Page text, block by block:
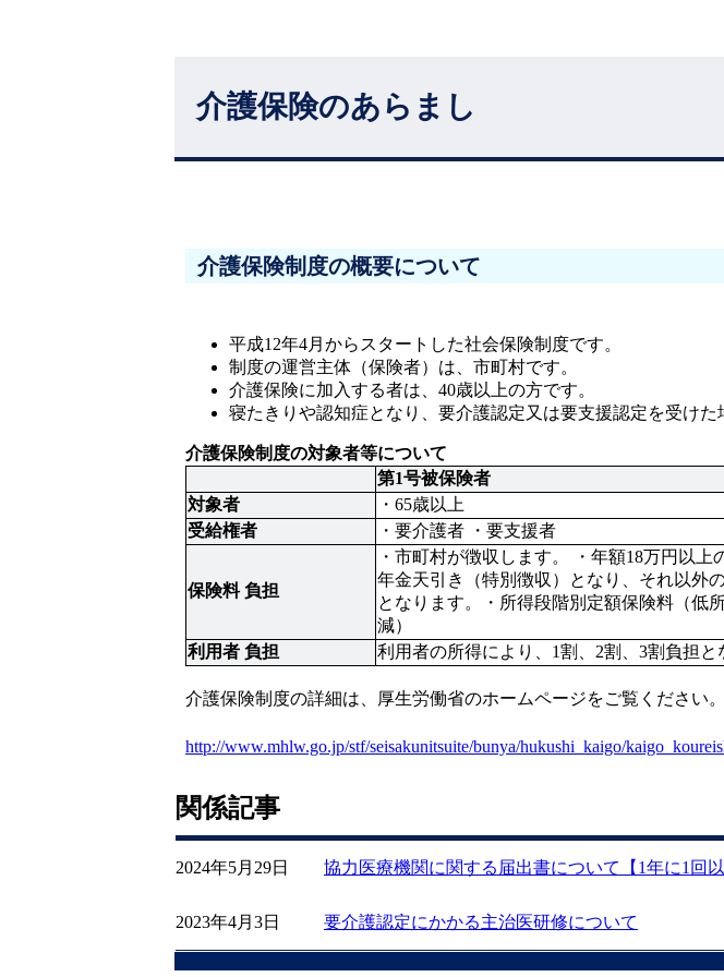
介護保険のあらまし
介護保険制度の概要について
平成12年4月からスタートした社会保険制度です。
制度の運営主体（保険者）は、市町村です。
介護保険に加入する者は、40歳以上の方です。
寝たきりや認知症となり、要介護認定又は要支援認定を受けた
介護保険制度の対象者等について
第1号被保険者
対象者
・65歳以上
受給権者
保険料 負担
・市町村が徴収します。 ・年額18万円以上
年金天引き（特別徴収）となり、それ以外
となります。・所得段階別定額保険料（低
減）
利用者 負担
利用者の所得により、1割、2割、3割負担と
介護保険制度の詳細は、厚生労働省のホームページをご覧ください。
http://www.mhlw.go.jp/stf/seisakunitsuite/bunya/hukushi_kaigo/
関係記事
2024年5月29日 協力医療機関に関する届出書について【1年に1回
2023年4月3日 要介護認定にかかる主治医研修について